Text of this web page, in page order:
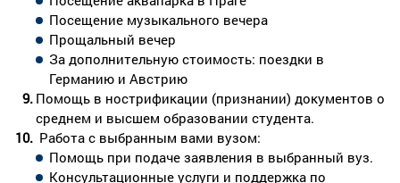
Посещение музыкального вечера
Прощальный вечер
За дополнительную стоимость: поездки в
Германию и Австрию
Помощь в нострификации (признании) документов о
среднем и высшем образовании студента.
Работа с выбранным вами вузом:
Помощь при подаче заявления в выбранный вуз.
Консультационные услуги и поддержка по